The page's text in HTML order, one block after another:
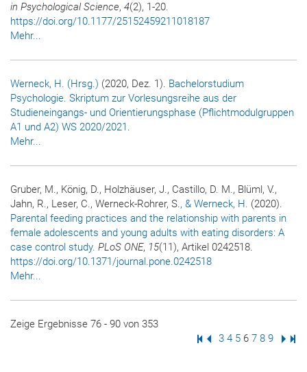
in Psychological Science, 4(2), 1-20.
https://doi.org/10.1177/25152459211018187
Mehr...
Werneck, H. (Hrsg.) (2020, Dez. 1). Bachelorstudium
Psychologie. Skriptum zur Vorlesungsreihe aus der
Studieneingangs- und Orientierungsphase (Pflichtmodulgruppen
A1 und A2) WS 2020/2021 .
Mehr...
Gruber, M., König, D., Holzhäuser, J., Castillo, D. M., Blüml, V.,
Jahn, R., Leser, C., Werneck-Rohrer, S., & Werneck, H. (2020).
Parental feeding practices and the relationship with parents in
female adolescents and young adults with eating disorders: A
case control study. PLoS ONE, 15(11), Artikel 0242518.
https://doi.org/10.1371/journal.pone.0242518
Mehr...
Zeige Ergebnisse 76 - 90 von 353
Erste Seite
Vorige Seite
Seite
3 Seite
4 Seite
5 Seite
6 Seite
7 Seite
8 Seite
9